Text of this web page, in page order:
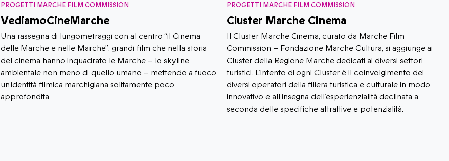
PROGETTI MARCHE FILM COMMISSION
VediamoCineMarche
​​Una rassegna di lungometraggi con al centro “il Cinema
delle Marche e nelle Marche”: grandi film che nella storia
del cinema hanno inquadrato le Marche – lo skyline
ambientale non meno di quello umano – mettendo a fuoco
un’identità filmica marchigiana solitamente poco
approfondita.
PROGETTI MARCHE FILM COMMISSION
Cluster Marche Cinema
Il Cluster Marche Cinema, curato da Marche Film
Commission – Fondazione Marche Cultura, si aggiunge ai
Cluster della Regione Marche dedicati ai diversi settori
turistici. L’intento di ogni Cluster è il coinvolgimento dei
diversi operatori della filiera turistica e culturale in modo
innovativo e all’insegna dell’esperienzialità declinata a
seconda delle specifiche attrattive e potenzialità.